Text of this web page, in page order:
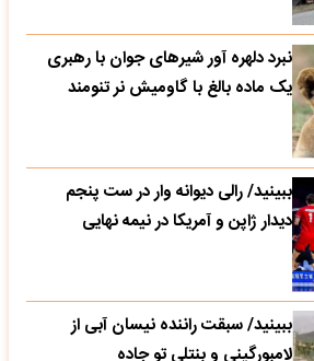
نبرد دلهره آور شیرهای جوان با رهبری
یک ماده بالغ با گاومیش نر تنومند
ببینید/ رالی دیوانه وار در ست پنجم
دیدار ژاپن و آمریکا در نیمه نهایی
ببینید/ سبقت راننده نیسان آبی از
لامبورگینی و بنتلی تو جاده